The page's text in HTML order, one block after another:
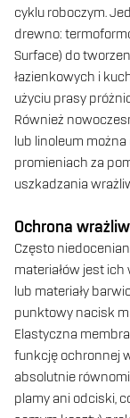
cyklu roboczym.
drewno:
Surface) do
łazienkowych i
użyciu prasy
Również
lub linoleum
promieniach za
uszkadzania
Ochrona
Często
materiałów jest ich
lub materiały
punktowy nacisk
Elastyczna
funkcję ochronnej
absolutnie
plamy ani odciski,